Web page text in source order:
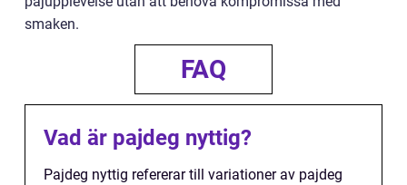
smaken.
FAQ
Vad är pajdeg nyttig?
Pajdeg nyttig refererar till variationer av pajdeg